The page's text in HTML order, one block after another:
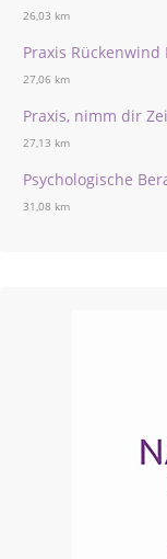
26,03 km
Praxis
27,06 km
Praxis, nimm dir
27,13 km
Psychologische
31,08 km